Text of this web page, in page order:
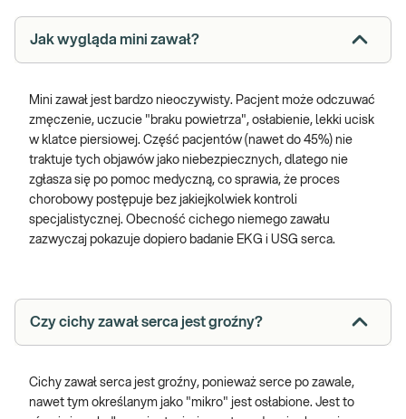
Jak wygląda mini zawał?
Mini zawał jest bardzo nieoczywisty. Pacjent może odczuwać
zmęczenie, uczucie "braku powietrza", osłabienie, lekki ucisk
w klatce piersiowej. Część pacjentów (nawet do 45%) nie
traktuje tych objawów jako niebezpiecznych, dlatego nie
zgłasza się po pomoc medyczną, co sprawia, że proces
chorobowy postępuje bez jakiejkolwiek kontroli
specjalistycznej. Obecność cichego niemego zawału
zazwyczaj pokazuje dopiero badanie EKG i USG serca.
Czy cichy zawał serca jest groźny?
Cichy zawał serca jest groźny, ponieważ serce po zawale,
nawet tym określanym jako "mikro" jest osłabione. Jest to